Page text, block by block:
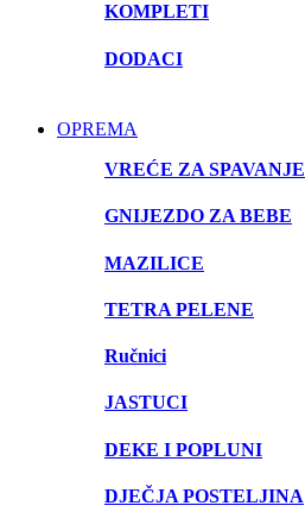
KOMPLETI
DODACI
OPREMA
VREĆE ZA SPAVANJE
GNIJEZDO ZA BEBE
MAZILICE
TETRA PELENE
Ručnici
JASTUCI
DEKE I POPLUNI
DJEČJA POSTELJINA